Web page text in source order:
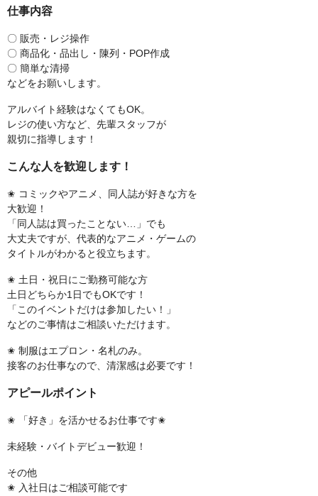
仕事内容
〇 販売・レジ操作
〇 商品化・品出し・陳列・POP作成
〇 簡単な清掃
などをお願いします。
アルバイト経験はなくてもOK。
レジの使い方など、先輩スタッフが
親切に指導します！
こんな人を歓迎します！
✬ コミックやアニメ、同人誌が好きな方を
大歓迎！
「同人誌は買ったことない…」でも
大丈夫ですが、代表的なアニメ・ゲームの
タイトルがわかると役立ちます。
✬ 土日・祝日にご勤務可能な方
土日どちらか1日でもOKです！
「このイベントだけは参加したい！」
などのご事情はご相談いただけます。
✬ 制服はエプロン・名札のみ。
接客のお仕事なので、清潔感は必要です！
アピールポイント
✬ 「好き」を活かせるお仕事です✬
未経験・バイトデビュー歓迎！
その他
✬ 入社日はご相談可能です